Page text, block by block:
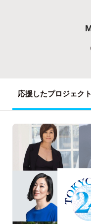
応援したプロジェクト